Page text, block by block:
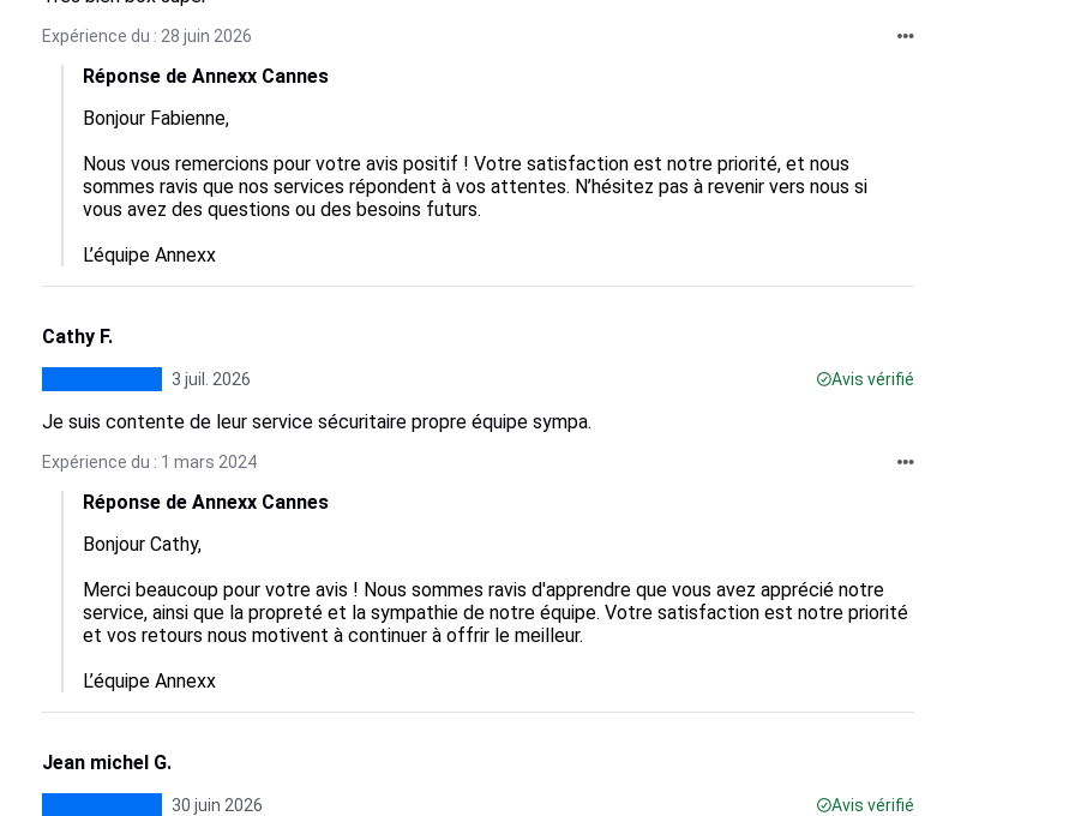
Expérience du : 28 juin 2026
Réponse de Annexx Cannes
Bonjour Fabienne,
Nous vous remercions pour votre avis positif ! Votre satisfaction est notre priorité, et nous
sommes ravis que nos services répondent à vos attentes. N’hésitez pas à revenir vers nous si
vous avez des questions ou des besoins futurs.
L’équipe Annexx
Cathy F.
3 juil. 2026 Avis vérifié
Je suis contente de leur service sécuritaire propre équipe sympa.
Expérience du : 1 mars 2024
Réponse de Annexx Cannes
Bonjour Cathy,
Merci beaucoup pour votre avis ! Nous sommes ravis d'apprendre que vous avez apprécié notre
service, ainsi que la propreté et la sympathie de notre équipe. Votre satisfaction est notre priorité
et vos retours nous motivent à continuer à offrir le meilleur.
L’équipe Annexx
Jean michel G.
30 juin 2026 Avis vérifié